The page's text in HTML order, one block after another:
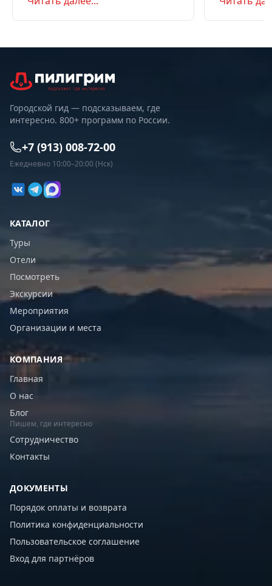
Городской гид — подсказываем, где
интересно. 800+ программ по России.
+7 (913) 008-72-00
Ежедневно 10:00–20:00 (Нск)
КАТАЛОГ
Туры
Отели
Посмотреть
Экскурсии
Мероприятия
Организации и места
КОМПАНИЯ
Главная
О нас
Блог
Пишем, где интересно
Сотрудничество
Контакты
ДОКУМЕНТЫ
Порядок оплаты и возврата
Политика конфиденциальности
Пользовательское соглашение
Вход для партнёров